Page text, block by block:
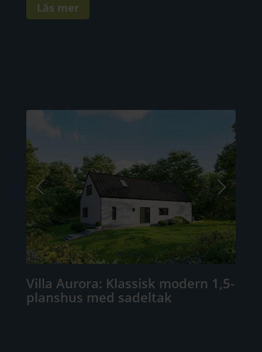
Läs mer
Villa Aurora: Klassisk modern 1,5-
planshus med sadeltak